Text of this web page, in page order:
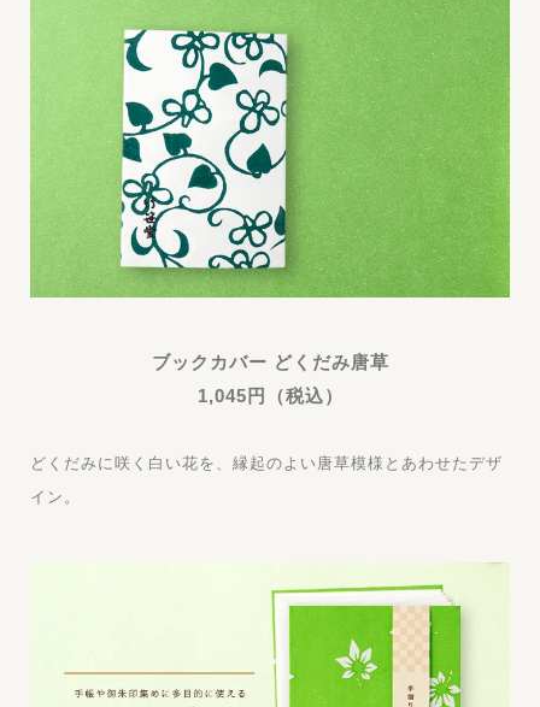
ブックカバー どくだみ唐草
1,045円（税込）
どくだみに咲く白い花を、縁起のよい唐草模様とあわせたデザ
イン。